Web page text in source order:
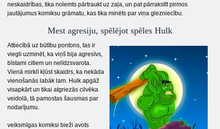
neskaidrības, tika nolemts pārtraukt uz zaļa, un pat pārrakstīt pirmos
jautājumus komiksu grāmatu, kas tika minēts par viņa glezniecību.
Mest agresiju, spēlējot spēles Hulk
Attiecībā uz būtību pontons, tas ir
viegli uzminēt, ka viņš bija agresīvs,
bīstami citiem un nelīdzsvarota.
Vienā mirklī kļūst skaidrs, ka nekāda
vienošanās labāk lam. Hulk apgāž
visapkārt un tikai atgriezās cilvēka
veidolā, tā pamostas šausmas par
nodarījumu.
veiksmīgas komiksi bieži avots